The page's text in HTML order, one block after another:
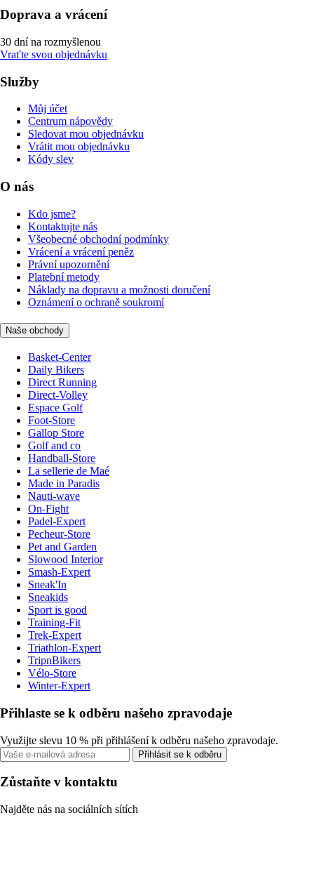
Doprava a vrácení
30 dní na rozmyšlenou
Vraťte svou objednávku
Služby
Můj účet
Centrum nápovědy
Sledovat mou objednávku
Vrátit mou objednávku
Kódy slev
O nás
Kdo jsme?
Kontaktujte nás
Všeobecné obchodní podmínky
Vrácení a vrácení peněz
Právní upozornění
Platební metody
Náklady na dopravu a možnosti doručení
Oznámení o ochraně soukromí
Naše obchody
Basket-Center
Daily Bikers
Direct Running
Direct-Volley
Espace Golf
Foot-Store
Gallop Store
Golf and co
Handball-Store
La sellerie de Maé
Made in Paradis
Nauti-wave
On-Fight
Padel-Expert
Pecheur-Store
Pet and Garden
Slowood Interior
Smash-Expert
Sneak'In
Sneakids
Sport is good
Training-Fit
Trek-Expert
Triathlon-Expert
TripnBikers
Vélo-Store
Winter-Expert
Přihlaste se k odběru našeho zpravodaje
Využijte slevu 10 % při přihlášení k odběru našeho zpravodaje.
Přihlásit se k odběru
Zůstaňte v kontaktu
Najděte nás na sociálních sítích